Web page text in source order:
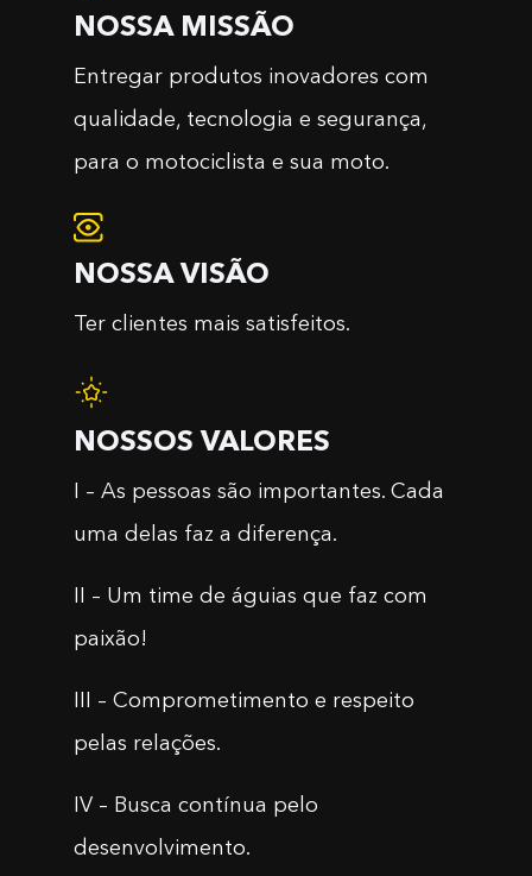
NOSSA MISSÃO
Entregar produtos inovadores com
qualidade, tecnologia e segurança,
para o motociclista e sua moto.
NOSSA VISÃO
Ter clientes mais satisfeitos.
NOSSOS VALORES
I – As pessoas são importantes. Cada
uma delas faz a diferença.
II – Um time de águias que faz com
paixão!
III – Comprometimento e respeito
pelas relações.
IV – Busca contínua pelo
desenvolvimento.